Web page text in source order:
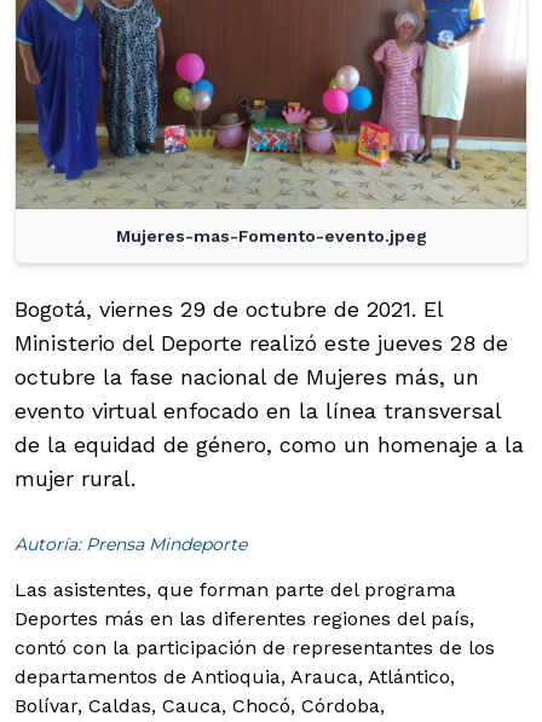
Mujeres-mas-Fomento-evento.jpeg
Bogotá, viernes 29 de octubre de 2021. El
Ministerio del Deporte realizó este jueves 28 de
octubre la fase nacional de Mujeres más, un
evento virtual enfocado en la línea transversal
de la equidad de género, como un homenaje a la
mujer rural.
Autoría: Prensa Mindeporte
Las asistentes, que forman parte del programa
Deportes más en las diferentes regiones del país,
contó con la participación de representantes de los
departamentos de Antioquia, Arauca, Atlántico,
Bolívar, Caldas, Cauca, Chocó, Córdoba,